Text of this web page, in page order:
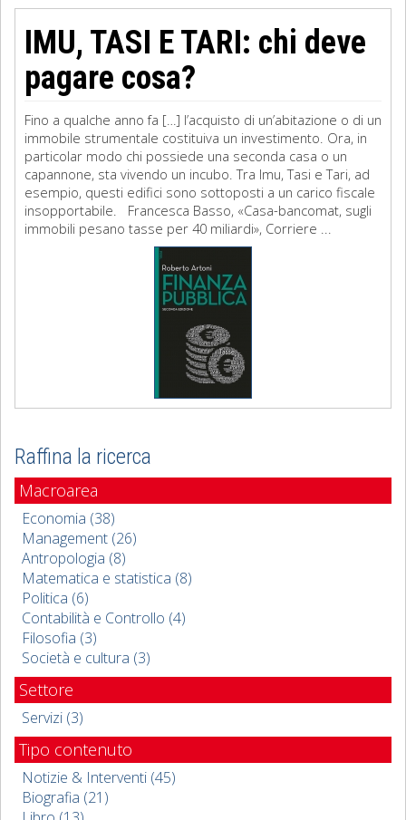
IMU, TASI E TARI: chi deve
pagare cosa?
Fino a qualche anno fa […] l’acquisto di un’abitazione o di un
immobile strumentale costituiva un investimento. Ora, in
particolar modo chi possiede una seconda casa o un
capannone, sta vivendo un incubo. Tra Imu, Tasi e Tari, ad
esempio, questi edifici sono sottoposti a un carico fiscale
insopportabile. Francesca Basso, «Casa-bancomat, sugli
immobili pesano tasse per 40 miliardi», Corriere ...
Raffina la ricerca
Macroarea
Economia (38)
Management (26)
Antropologia (8)
Matematica e statistica (8)
Politica (6)
Contabilità e Controllo (4)
Filosofia (3)
Società e cultura (3)
Settore
Servizi (3)
Tipo contenuto
Notizie & Interventi (45)
Biografia (21)